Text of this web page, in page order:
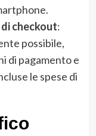
checkout:
possibile,
di pagamento e
le spese di